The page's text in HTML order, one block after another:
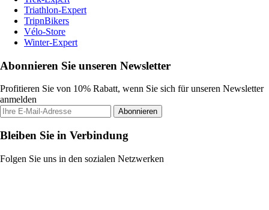
Triathlon-Expert
TripnBikers
Vélo-Store
Winter-Expert
Abonnieren Sie unseren Newsletter
Profitieren Sie von 10% Rabatt, wenn Sie sich für unseren Newsletter
anmelden
Abonnieren
Bleiben Sie in Verbindung
Folgen Sie uns in den sozialen Netzwerken